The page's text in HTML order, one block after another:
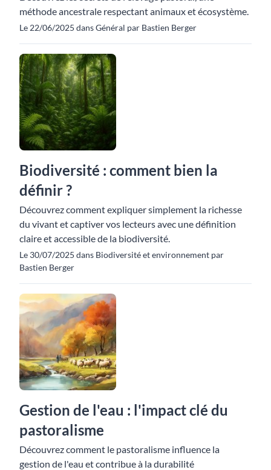
méthode ancestrale respectant animaux et écosystème.
Le 22/06/2025 dans Général par Bastien Berger
Biodiversité : comment bien la
définir ?
Découvrez comment expliquer simplement la richesse
du vivant et captiver vos lecteurs avec une définition
claire et accessible de la biodiversité.
Le 30/07/2025 dans Biodiversité et environnement par
Bastien Berger
Gestion de l'eau : l'impact clé du
pastoralisme
Découvrez comment le pastoralisme influence la
gestion de l'eau et contribue à la durabilité